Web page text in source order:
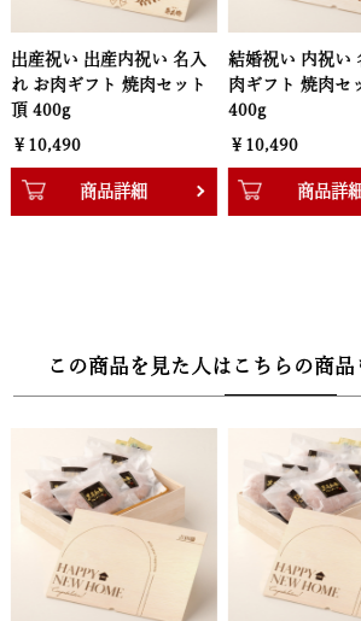
・厳格な基準をクリアした牛のみに与えられ
その品質規格証明番号を全てのセットにお入
安心してお買い求めいただけます。
【高級感溢れる木箱にて梱包、ギフトでのご
ただいております！】
・高級感溢れる牛兵衛オリジナルの木箱に
■配送：クール冷凍便
【木箱サイズ】幅27.3cm × 奥行20.3cm × 高
結婚祝い 内祝い 名入れ お
肉ギフト 焼肉セット頂
400g
￥10,490
商品詳細
お世話になりま
れ お肉ギフト 焼
頂 400g
￥10,490
商品詳細
この商品を見た人はこちらの商品